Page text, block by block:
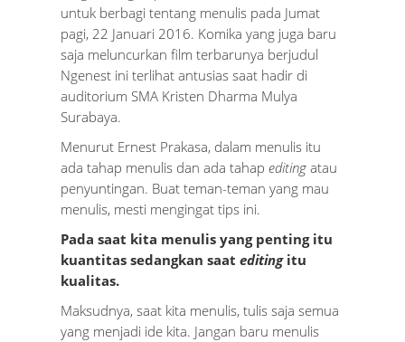
untuk berbagi tentang menulis pada Jumat
pagi, 22 Januari 2016. Komika yang juga baru
saja meluncurkan film terbarunya berjudul
Ngenest ini terlihat antusias saat hadir di
auditorium SMA Kristen Dharma Mulya
Surabaya.
Menurut Ernest Prakasa, dalam menulis itu
ada tahap menulis dan ada tahapediting atau
penyuntingan. Buat teman-teman yang mau
menulis, mesti mengingat tips ini.
Pada saat kita menulis yang penting itu
kuantitas sedangkan saateditingitu
kualitas.
Maksudnya, saat kita menulis, tulis saja semua
yang menjadi ide kita. Jangan baru menulis